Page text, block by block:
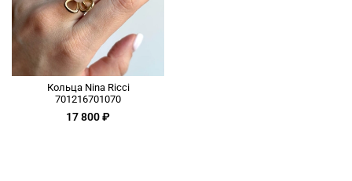
Кольца Nina Ricci
701216701070
17 800 ₽